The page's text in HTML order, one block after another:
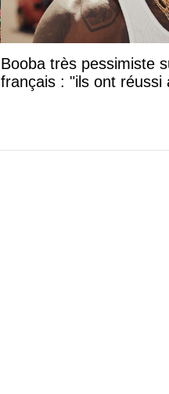
Booba très pessimiste
français : "ils ont réussi